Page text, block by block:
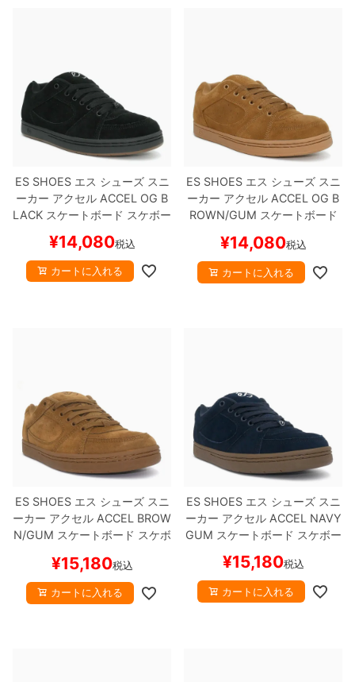
ES SHOESエス シューズ スニ
ーカー アクセル ACCEL OG B
LACK スケートボード スケボー
¥14,080税込
カートに入れる
ES SHOESエス シューズ スニ
ーカー アクセル ACCEL OG B
ROWN/GUM スケートボード
¥14,080税込
カートに入れる
ES SHOESエス シューズ スニ
ーカー アクセル ACCEL BROW
N/GUM スケートボード スケボ
¥15,180税込
カートに入れる
ES SHOESエス シューズ スニ
ーカー アクセルACCEL NAVY
GUM スケートボード スケボー
¥15,180税込
カートに入れる
8.0inch
8.1inch
8.3inch
8.4inch
8.5inch
8.8inch
8.9inch
シェイプデッキ
高性能デッキ
8.1inch
8.2inch
8.4inch
8.5inch
8.6inch
8.9inch
9.0inch以上
59mm
60mm
63mm
64mm
65mm
75mm
110mm
ラ）
ソフトウィール（クルーザー）
パーツ・その他
足回りセット（トラック・ウィールセット）
練習用アイテム（初心者におすすめ）
スケートケース・バッグ
25.5cm
26cm
27cm
27.5cm
28cm
29.5cm
30cm
長袖ボタンシャツ
7分袖シャツ・ラグラン
キャップ
ソックス